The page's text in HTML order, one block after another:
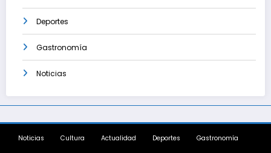
Deportes
Gastronomía
Noticias
Noticias Cultura Actualidad Deportes Gastronomía